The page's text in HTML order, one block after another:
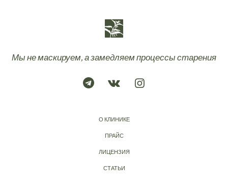
Мы не маскируем, а замедляем процессы старения
О КЛИНИКЕ
ПРАЙС
ЛИЦЕНЗИЯ
СТАТЬИ